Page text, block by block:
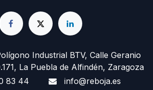
Industrial BTV, Calle Geranio
La Puebla de Alfindén, Zaragoza
83 44
info@reboja.es